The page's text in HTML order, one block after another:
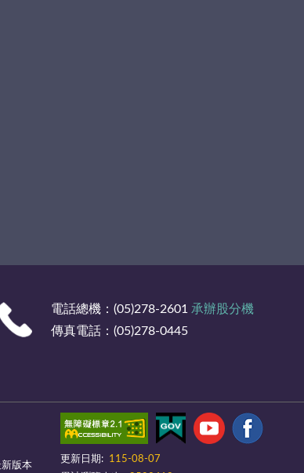
電話總機：(05)278-2601 承辦股分機
傳真電話：(05)278-0445
版本
更新日期:
115-08-07